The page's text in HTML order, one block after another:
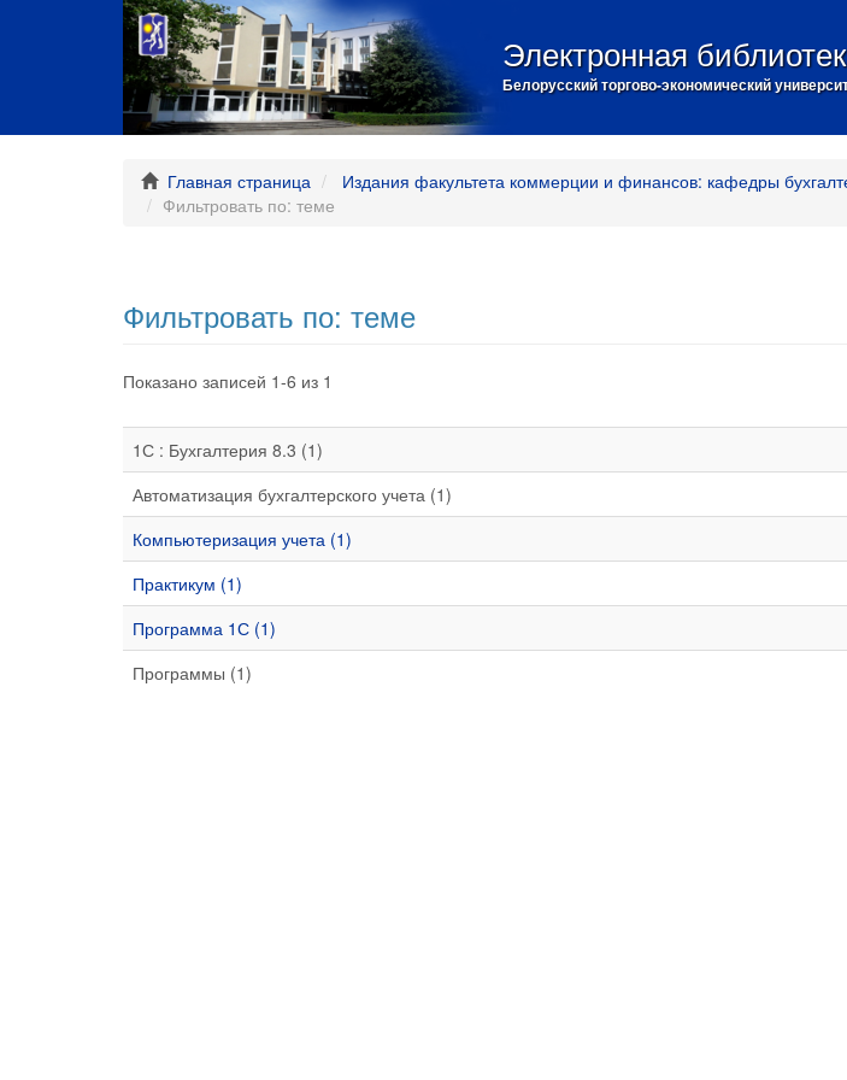
Электронная
Белорусский торгово-экономический
Главная страница
Издания факультета коммерции и финансов: кафедры
Фильтровать по: теме
Фильтровать по: теме
Показано записей 1-6 из 1
1С : Бухгалтерия 8.3 (1)
Автоматизация бухгалтерского учета (1)
Компьютеризация учета (1)
Практикум (1)
Программа 1С (1)
Программы (1)